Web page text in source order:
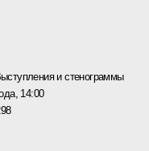
и стенограммы
14:00